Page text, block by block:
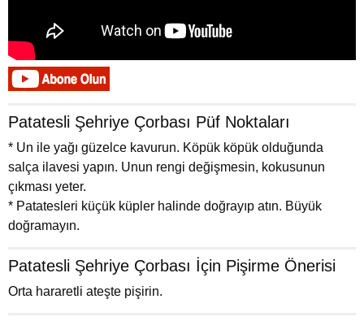
Patatesli Şehriye Çorbası Püf Noktaları
* Un ile yağı güzelce kavurun. Köpük köpük olduğunda
salça ilavesi yapın. Unun rengi değişmesin, kokusunun
çıkması yeter.
* Patatesleri küçük küpler halinde doğrayıp atın. Büyük
doğramayın.
Patatesli Şehriye Çorbası İçin Pişirme Önerisi
Orta hararetli ateşte pişirin.